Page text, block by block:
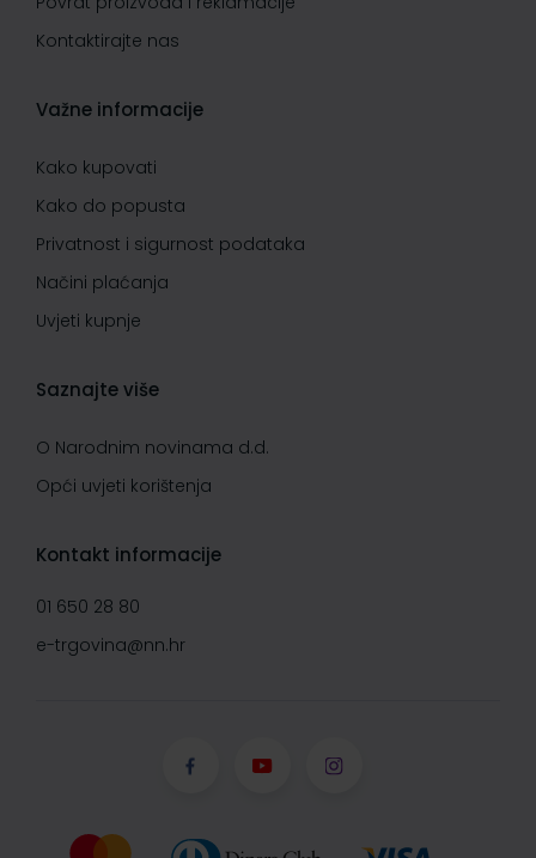
Kontaktirajte nas
Važne informacije
Kako kupovati
Kako do popusta
Privatnost i sigurnost podataka
Načini plaćanja
Uvjeti kupnje
Saznajte više
O Narodnim novinama d.d.
Opći uvjeti korištenja
Kontakt informacije
01 650 28 80
e-trgovina@nn.hr